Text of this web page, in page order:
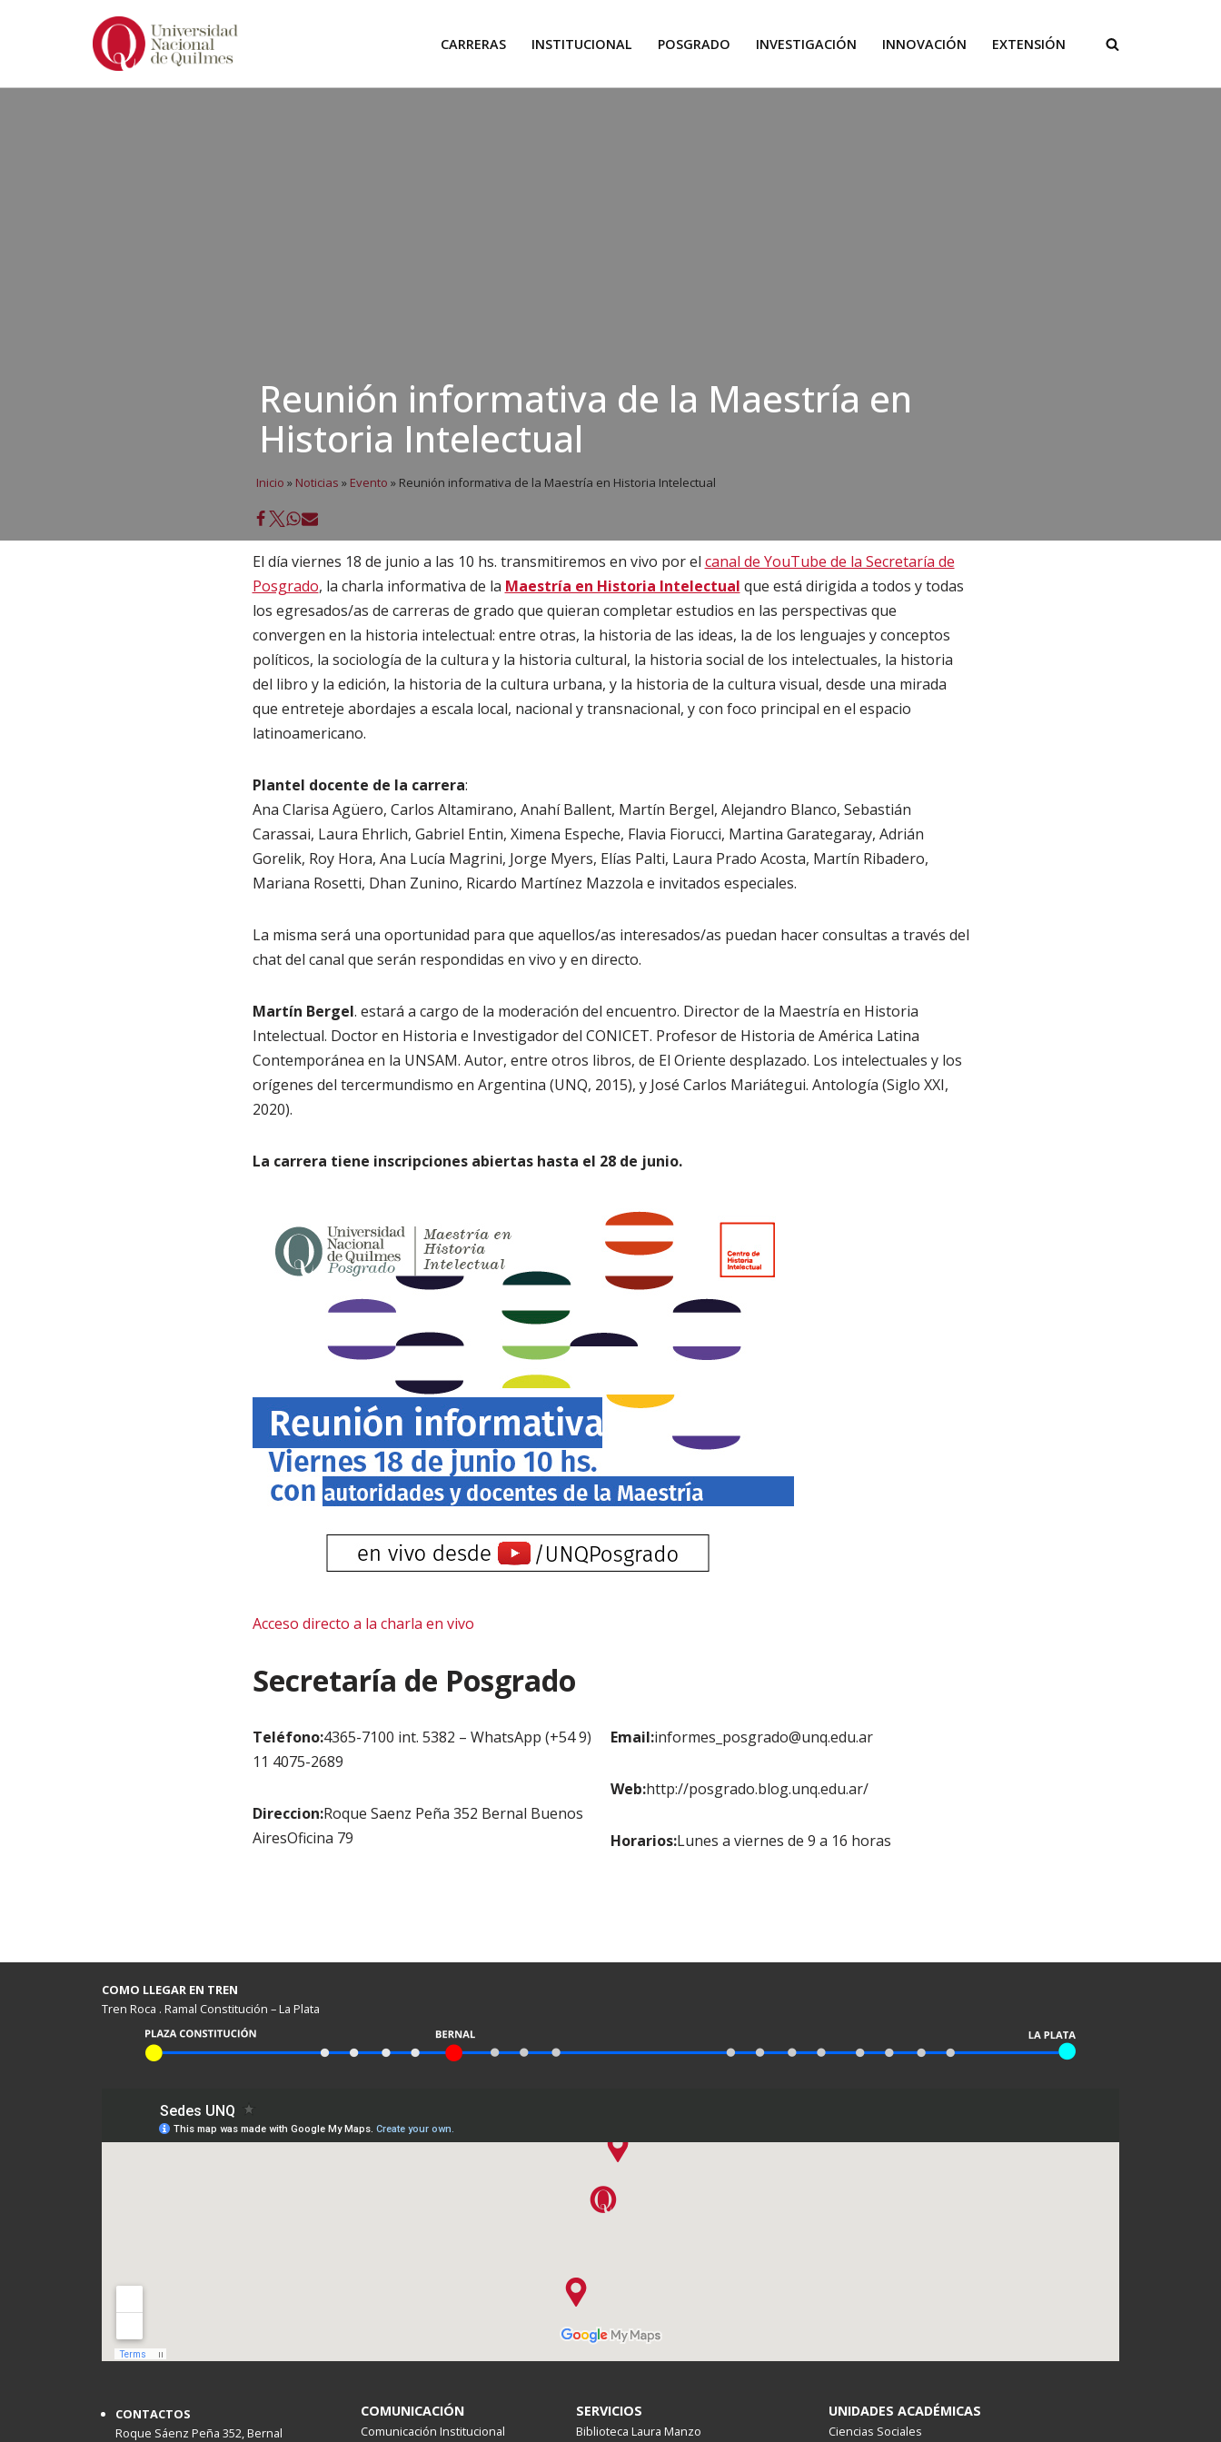
CARRERAS INSTITUCIONAL POSGRADO INVESTIGACIÓN INNOVACIÓN EXTENSIÓN
Reunión informativa de la Maestría en
Historia Intelectual
Inicio » Noticias » Evento » Reunión informativa de la Maestría en Historia Intelectual
El día viernes 18 de junio a las 10 hs. transmitiremos en vivo por el canal de YouTube de la Secretaría de
Posgrado, la charla informativa de la Maestría en Historia Intelectual que está dirigida a todos y todas
los egresados/as de carreras de grado que quieran completar estudios en las perspectivas que
convergen en la historia intelectual: entre otras, la historia de las ideas, la de los lenguajes y conceptos
políticos, la sociología de la cultura y la historia cultural, la historia social de los intelectuales, la historia
del libro y la edición, la historia de la cultura urbana, y la historia de la cultura visual, desde una mirada
que entreteje abordajes a escala local, nacional y transnacional, y con foco principal en el espacio
latinoamericano.
Plantel docente de la carrera:
Ana Clarisa Agüero, Carlos Altamirano, Anahí Ballent, Martín Bergel, Alejandro Blanco, Sebastián
Carassai, Laura Ehrlich, Gabriel Entin, Ximena Espeche, Flavia Fiorucci, Martina Garategaray, Adrián
Gorelik, Roy Hora, Ana Lucía Magrini, Jorge Myers, Elías Palti, Laura Prado Acosta, Martín Ribadero,
Mariana Rosetti, Dhan Zunino, Ricardo Martínez Mazzola e invitados especiales.
La misma será una oportunidad para que aquellos/as interesados/as puedan hacer consultas a través del
chat del canal que serán respondidas en vivo y en directo.
Martín Bergel. estará a cargo de la moderación del encuentro. Director de la Maestría en Historia
Intelectual. Doctor en Historia e Investigador del CONICET. Profesor de Historia de América Latina
Contemporánea en la UNSAM. Autor, entre otros libros, de El Oriente desplazado. Los intelectuales y los
orígenes del tercermundismo en Argentina (UNQ, 2015), y José Carlos Mariátegui. Antología (Siglo XXI,
2020).
La carrera tiene inscripciones abiertas hasta el 28 de junio.
Acceso directo a la charla en vivo
Secretaría de Posgrado
Teléfono:4365-7100 int. 5382 – WhatsApp (+54 9)
11 4075-2689
Direccion:Roque Saenz Peña 352 Bernal Buenos
AiresOficina 79
Email:informes_posgrado@unq.edu.ar
Web:http://posgrado.blog.unq.edu.ar/
Horarios:Lunes a viernes de 9 a 16 horas
COMO LLEGAR EN TREN
Tren Roca . Ramal Constitución – La Plata
CONTACTOS
Roque Sáenz Peña 352, Bernal
COMUNICACIÓN
Comunicación Institucional
SERVICIOS
Biblioteca Laura Manzo
UNIDADES ACADÉMICAS
Ciencias Sociales